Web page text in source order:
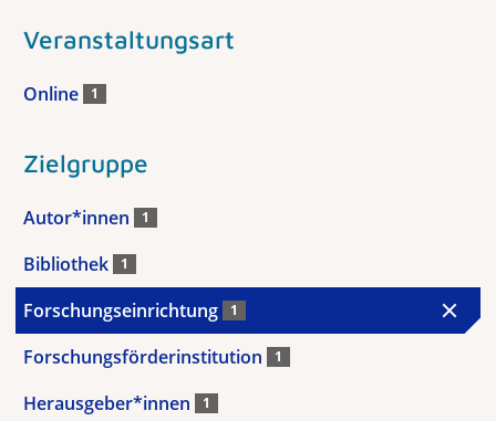
Veranstaltungsart
Online 1
Zielgruppe
Autor*innen 1
Bibliothek 1
Forschungseinrichtung 1
Forschungsförderinstitution 1
Herausgeber*innen 1